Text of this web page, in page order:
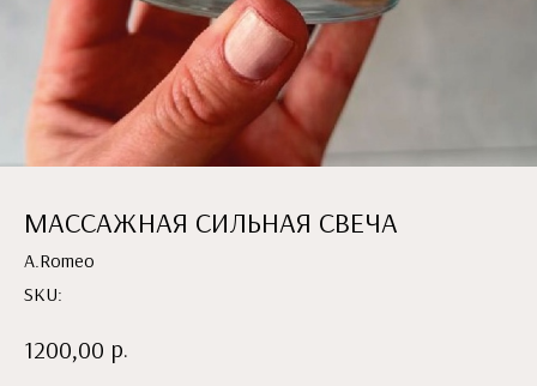
МАССАЖНАЯ СИЛЬНАЯ СВЕЧА
A.Romeo
SKU:
1200,00 р.